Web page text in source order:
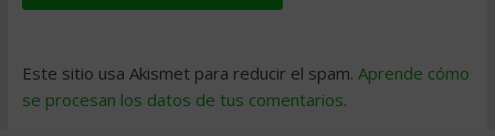
Este sitio usa Akismet para reducir el spam. Aprende cómo
se procesan los datos de tus comentarios.